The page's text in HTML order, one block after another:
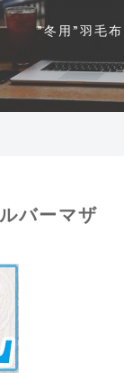
”冬用”羽毛
バーマザ